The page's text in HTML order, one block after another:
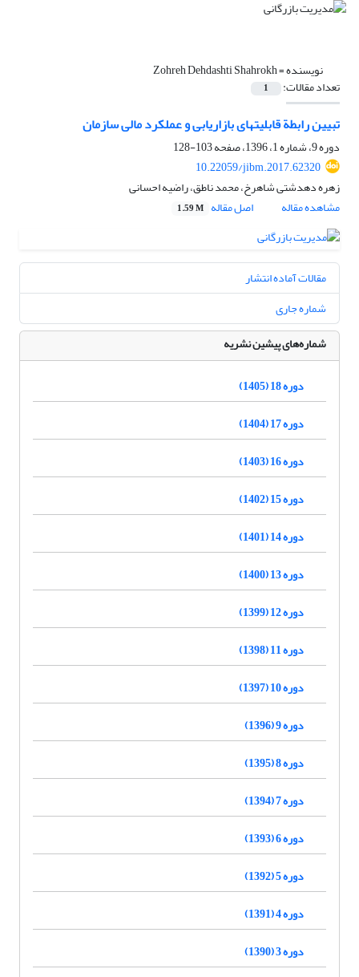
نویسنده =Zohreh Dehdashti Shahrokh
تعداد مقالات: 1
تبیین رابطة قابلیت‎های بازاریابی و عملکرد مالی سازمان
دوره 9، شماره 1، 1396، صفحه
103-128
10.22059/jibm.2017.62320
زهره دهدشتی شاهرخ، محمد ناطق، راضیه احسانی
مشاهده مقاله
اصل مقاله 1.59 M
مقالات آماده انتشار
شماره جاری
شماره‌های پیشین نشریه
دوره 18 (1405)
دوره 17 (1404)
دوره 16 (1403)
دوره 15 (1402)
دوره 14 (1401)
دوره 13 (1400)
دوره 12 (1399)
دوره 11 (1398)
دوره 10 (1397)
دوره 9 (1396)
دوره 8 (1395)
دوره 7 (1394)
دوره 6 (1393)
دوره 5 (1392)
دوره 4 (1391)
دوره 3 (1390)